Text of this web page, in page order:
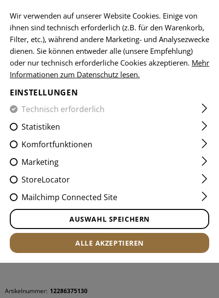
HOME EQUIPMENT GÜRTEL OPERATOR OUTER BELT
OPERATOR OUTER BELT
Artikelnummer: 12286375130
Wir verwenden auf unserer Website Cookies. Einige von
ihnen sind technisch erforderlich (z.B. für den Warenkorb,
Filter, etc.), während andere Marketing- und Analysezwecke
dienen. Sie können entweder alle (unsere Empfehlung)
oder nur technisch erforderliche Cookies akzeptieren. Mehr
Informationen zum Datenschutz lesen.
EINSTELLUNGEN
Technisch erforderlich
Statistiken
Komfortfunktionen
Marketing
StoreLocator
Mailchimp Connected Site
AUSWAHL SPEICHERN
ALLE AKZEPTIEREN